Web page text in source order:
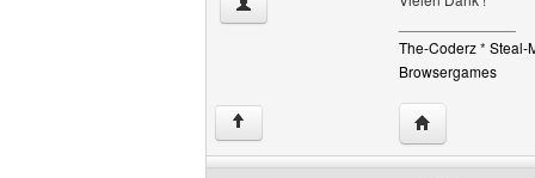
grafixxland Benutzer-Profile anzeigen
The-Coderz* Steal-
Browsergames
↑ Website dieses